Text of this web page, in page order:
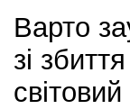
Варто
зі